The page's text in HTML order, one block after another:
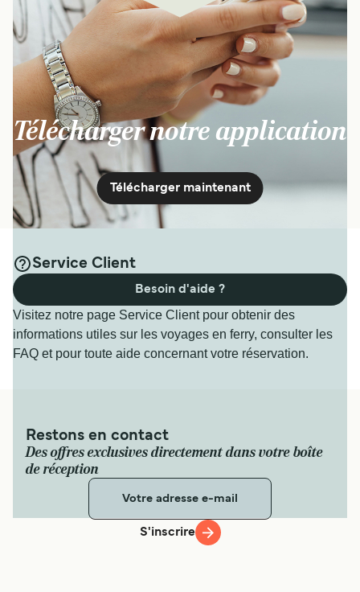
Télécharger notre application
Télécharger maintenant
Service Client
Visitez notre page Service Client pour obtenir des
informations utiles sur les voyages en ferry, consulter les
FAQ et pour toute aide concernant votre réservation.
Besoin d'aide ?
Restons en contact
Des offres exclusives directement dans votre boîte
de réception
S'inscrire